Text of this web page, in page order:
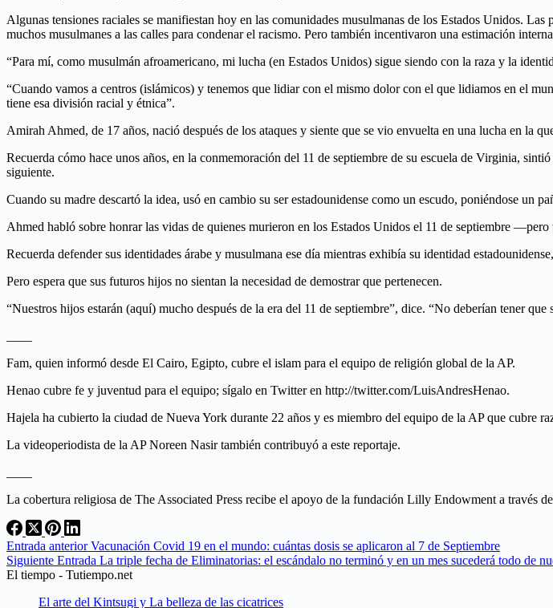
Algunas tensiones raciales se manifiestan hoy en las comunidades musulmanas de los Estados Unidos.
muchos musulmanes a las calles para condenar el racismo. Pero también incentivaron una estimación
“Para mí, como musulmán afroamericano, mi lucha (en Estados Unidos) sigue siendo con la raza y la
“Cuando vamos a centros (islámicos) y tenemos que lidiar con el mismo dolor con el que lidiamos en el
tiene esa división racial y étnica”.
Amirah Ahmed, de 17 años, nació después de los ataques y siente que se vio envuelta en una lucha en la
Recuerda cómo hace unos años, en la conmemoración del 11 de septiembre de su escuela de Virginia,
siguiente.
Cuando su madre descartó la idea, usó en cambio su ser estadounidense como un escudo, poniéndose un
Ahmed habló sobre honrar las vidas de quienes murieron en los Estados Unidos el 11 de septiembre
Recuerda defender sus identidades árabe y musulmana ese día mientras exhibía su identidad
Pero espera que sus futuros hijos no sientan la necesidad de demostrar que pertenecen.
“Nuestros hijos estarán (aquí) mucho después de la era del 11 de septiembre”, dice. “No deberían tener
Fam, quien informó desde El Cairo, Egipto, cubre el islam para el equipo de religión global de la AP.
Henao cubre fe y juventud para el equipo; sígalo en Twitter en http://twitter.com/LuisAndresHenao.
Hajela ha cubierto la ciudad de Nueva York durante 22 años y es miembro del equipo de la AP que cubre
La videoperiodista de la AP Noreen Nasir también contribuyó a este reportaje.
La cobertura religiosa de The Associated Press recibe el apoyo de la fundación Lilly Endowment a través
Entrada anteriorVacunación Covid 19 en el mundo: cuántas dosis se aplicaron al 7 de Septiembre
Siguiente Entrada La triple fecha de Eliminatorias: el escándalo no terminó y en un mes sucederá todo de
El tiempo - Tutiempo.net
El arte del Kintsugi y La belleza de las cicatrices